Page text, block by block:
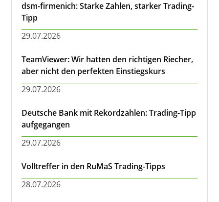
dsm-firmenich: Starke Zahlen, starker Trading-
Tipp
29.07.2026
TeamViewer: Wir hatten den richtigen Riecher,
aber nicht den perfekten Einstiegskurs
29.07.2026
Deutsche Bank mit Rekordzahlen: Trading-Tipp
aufgegangen
29.07.2026
Volltreffer in den RuMaS Trading-Tipps
28.07.2026